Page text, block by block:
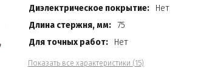
Диэлектрическое покрытие:
Нет
Длина стержня, мм: 75
Для точных работ:
Нет
Показать все характеристики (15)